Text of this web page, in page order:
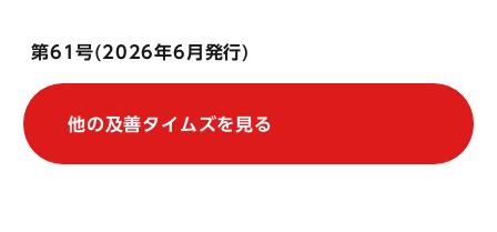
第61号(2026年6月発行)
他の及善タイムズを見る